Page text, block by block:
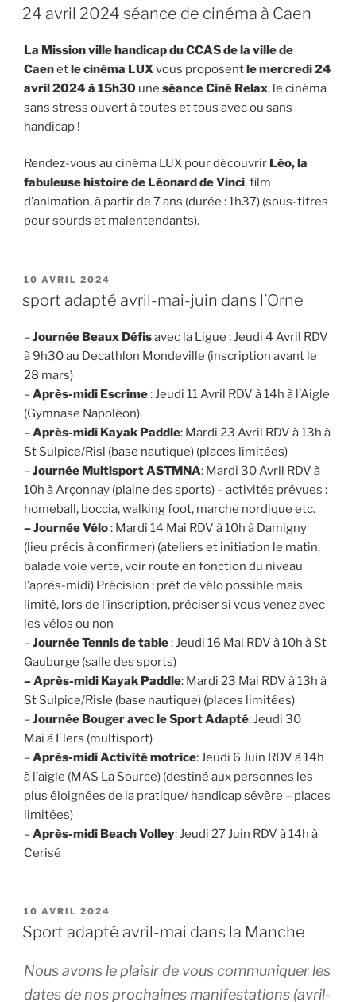
LE
24 avril 2024 séance de cinéma à Caen
La Mission ville handicap du CCAS de la ville de
Caenetle cinéma LUXvous proposentle mercredi 24
avril 2024 à 15h30 une séance Ciné Relax, le cinéma
sans stress ouvert à toutes et tous avec ou sans
handicap !
Rendez-vous au cinéma LUX pour découvrir Léo, la
fabuleuse histoire de Léonard de Vinci, film
d’animation, à partir de 7 ans (durée : 1h37) (sous-titres
pour sourds et malentendants).
PUBLIÉ
10 AVRIL 2024
sport adapté avril-mai-juin dans l’Orne
–Journée Beaux Défisavec la Ligue : Jeudi 4 Avril RDV
à 9h30 au Decathlon Mondeville (inscription avant le
28 mars)
–Après-midi Escrime: Jeudi 11 Avril RDV à 14h à l’Aigle
(Gymnase Napoléon)
–Après-midi Kayak Paddle: Mardi 23 Avril RDV à 13h à
St Sulpice/Risl (base nautique) (places limitées)
–Journée Multisport ASTMNA: Mardi 30 Avril RDV à
10h à Arçonnay (plaine des sports) – activités prévues :
homeball, boccia, walking foot, marche nordique etc.
– Journée Vélo: Mardi 14 Mai RDV à 10h à Damigny
(lieu précis à confirmer) (ateliers et initiation le matin,
balade voie verte, voir route en fonction du niveau
l’après-midi) Précision : prêt de vélo possible mais
limité, lors de l’inscription, préciser si vous venez avec
les vélos ou non
–Journée Tennis de table: Jeudi 16 Mai RDV à 10h à St
Gauburge (salle des sports)
– Après-midi Kayak Paddle: Mardi 23 Mai RDV à 13h à
St Sulpice/Risle (base nautique) (places limitées)
–Journée Bouger avec le Sport Adapté: Jeudi 30
Mai à Flers (multisport)
–Après-midi Activité motrice: Jeudi 6 Juin RDV à 14h
à l’aigle (MAS La Source) (destiné aux personnes les
plus éloignées de la pratique/ handicap sévère – places
limitées)
–Après-midi Beach Volley: Jeudi 27 Juin RDV à 14h à
Cerisé
PUBLIÉ
LE
10 AVRIL 2024
Sport adapté avril-mai dans la Manche
Nous avons le plaisir de vous communiquer les
dates de nos prochaines manifestations (avril-